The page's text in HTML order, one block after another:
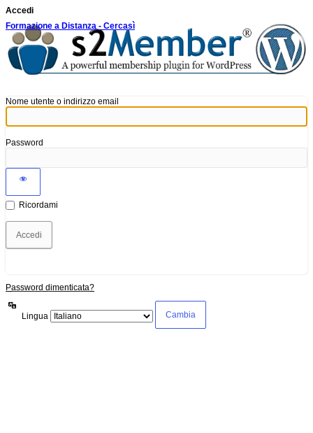
Accedi
Formazione a Distanza - Cercasì
Nome utente o indirizzo email
Password
Ricordami
Password dimenticata?
Lingua